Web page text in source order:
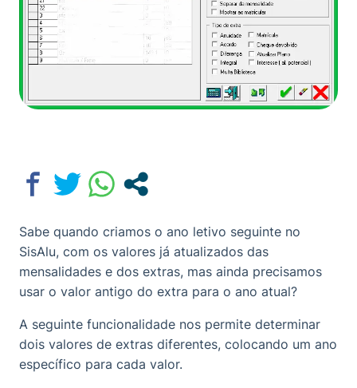
Sabe quando criamos o ano letivo seguinte no
SisAlu, com os valores já atualizados das
mensalidades e dos extras, mas ainda precisamos
usar o valor antigo do extra para o ano atual?
A seguinte funcionalidade nos permite determinar
dois valores de extras diferentes, colocando um ano
específico para cada valor.